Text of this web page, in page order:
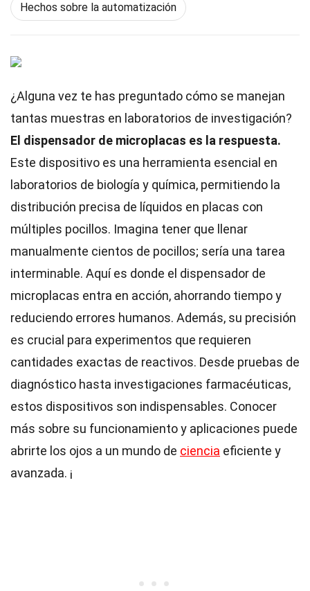
Hechos sobre la automatización
¿Alguna vez te has preguntado cómo se manejan
tantas muestras en laboratorios de investigación?
El dispensador de microplacas es la respuesta.
Este dispositivo es una herramienta esencial en
laboratorios de biología y química, permitiendo la
distribución precisa de líquidos en placas con
múltiples pocillos. Imagina tener que llenar
manualmente cientos de pocillos; sería una tarea
interminable. Aquí es donde el dispensador de
microplacas entra en acción, ahorrando tiempo y
reduciendo errores humanos. Además, su precisión
es crucial para experimentos que requieren
cantidades exactas de reactivos. Desde pruebas de
diagnóstico hasta investigaciones farmacéuticas,
estos dispositivos son indispensables. Conocer
más sobre su funcionamiento y aplicaciones puede
abrirte los ojos a un mundo de ciencia eficiente y
avanzada. ¡